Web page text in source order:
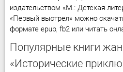
издательством «М.: Детская
«Первый выстрел» можно
формате epub, fb2 или читать
Популярные книги
«Исторические